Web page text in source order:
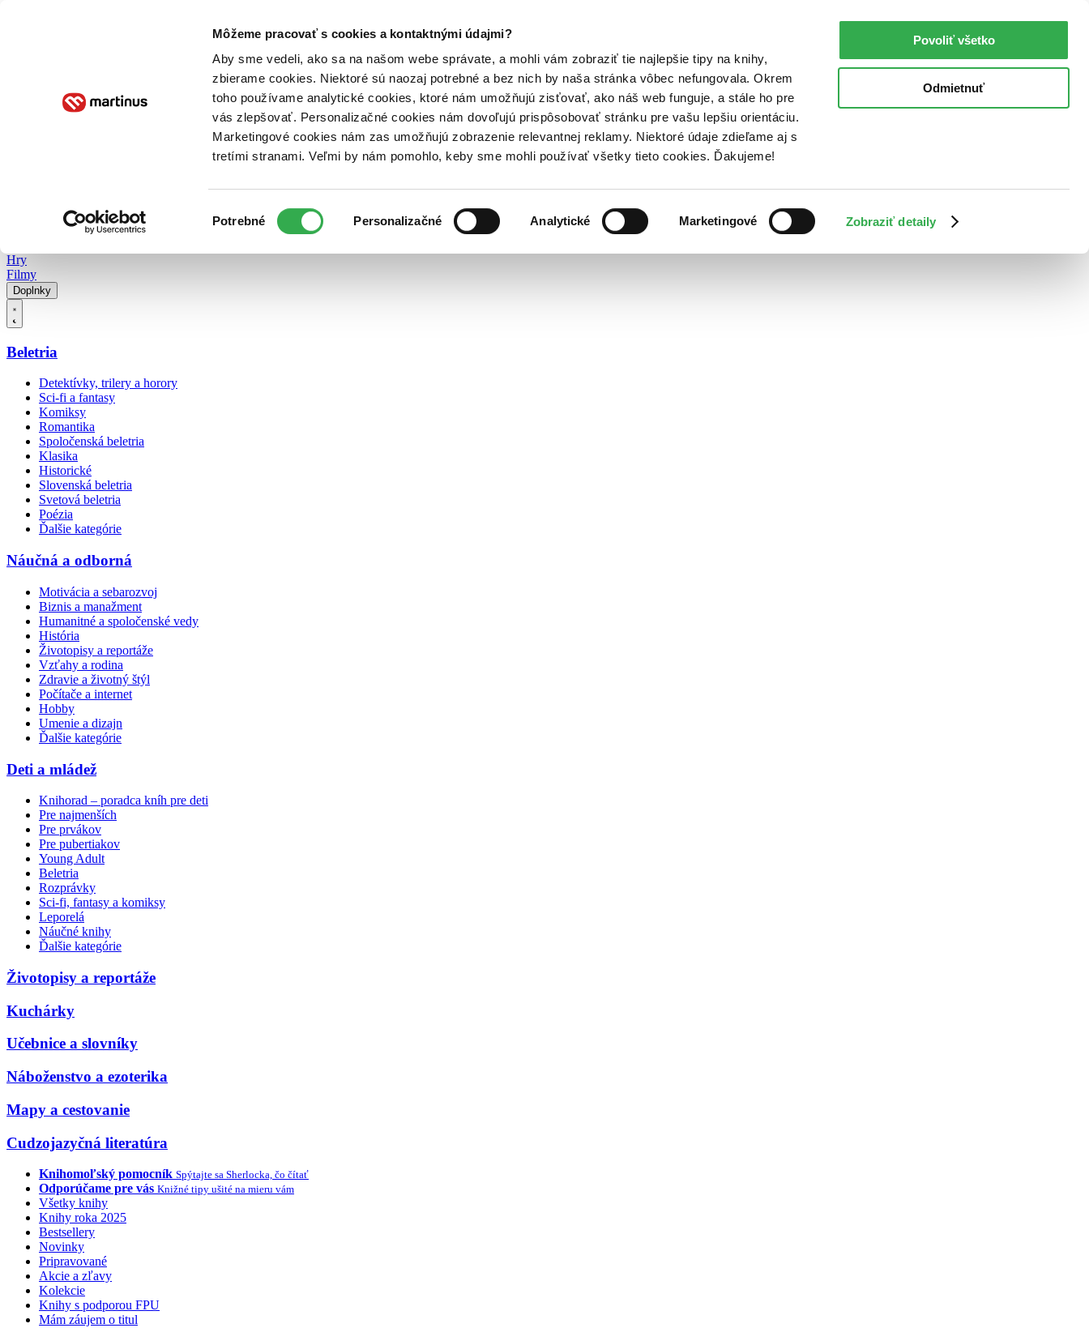
Môžeme pracovať s cookies a kontaktnými údajmi?
Aby sme vedeli, ako sa na našom webe správate, a mohli vám zobraziť tie najlepšie tipy na knihy,
zbierame cookies. Niektoré sú naozaj potrebné a bez nich by naša stránka vôbec nefungovala. Okrem
toho používame analytické cookies, ktoré nám umožňujú zisťovať, ako náš web funguje, a stále ho pre
vás zlepšovať. Personalizačné cookies nám dovoľujú prispôsobovať stránku pre vašu lepšiu orientáciu.
Marketingové cookies nám zas umožňujú zobrazenie relevantnej reklamy. Niektoré údaje zdieľame aj s
tretími stranami. Veľmi by nám pomohlo, keby sme mohli používať všetky tieto cookies. Ďakujeme!
súhlasu
Potrebné Personalizačné Analytické Marketingové Zobraziť detaily
Povoliť všetko
Odmietnuť
Poukážky Kontakt
Hry
Filmy
Doplnky
Beletria
Detektívky, trilery a horory
Sci-fi a fantasy
Komiksy
Romantika
Spoločenská beletria
Klasika
Historické
Slovenská beletria
Svetová beletria
Poézia
Ďalšie kategórie
Náučná a odborná
Motivácia a sebarozvoj
Biznis a manažment
Humanitné a spoločenské vedy
História
Životopisy a reportáže
Vzťahy a rodina
Zdravie a životný štýl
Počítače a internet
Hobby
Umenie a dizajn
Ďalšie kategórie
Deti a mládež
Knihorad – poradca kníh pre deti
Pre najmenších
Pre prvákov
Pre pubertiakov
Young Adult
Beletria
Rozprávky
Sci-fi, fantasy a komiksy
Leporelá
Náučné knihy
Ďalšie kategórie
Životopisy a reportáže
Kuchárky
Učebnice a slovníky
Náboženstvo a ezoterika
Mapy a cestovanie
Cudzojazyčná literatúra
Knihomoľský pomocník Spýtajte sa Sherlocka, čo čítať
Odporúčame pre vás Knižné tipy ušité na mieru vám
Všetky knihy
Knihy roka 2025
Bestsellery
Novinky
Pripravované
Akcie a zľavy
Kolekcie
Knihy s podporou FPU
Mám záujem o titul